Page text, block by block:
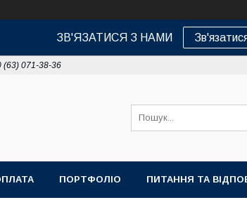
ЗВ'ЯЗАТИСЯ З НАМИ
(63) 071-38-36
ПОРТФОЛІО ПИТАННЯ ТА